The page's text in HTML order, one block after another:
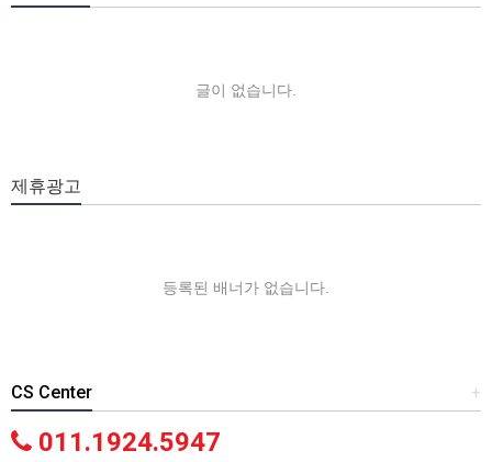
글이 없습니다.
제휴광고
등록된 배너가 없습니다.
+
CS Center
011.1924.5947